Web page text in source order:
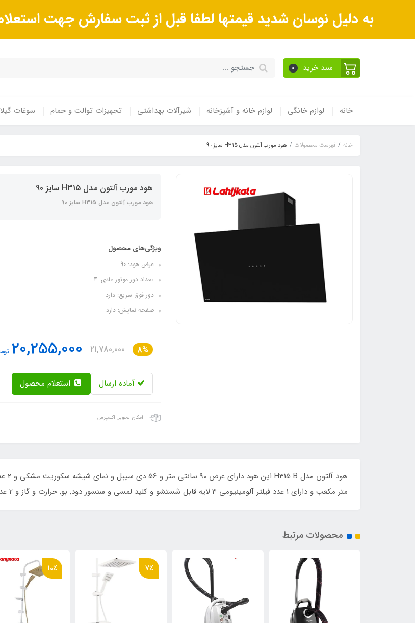
به دلیل نوسان شدید قیمتها لطفا قبل از ثبت سفارش جهت
سبد خرید 0
خانه لوازم خانگی لوازم خانه و آشپزخانه شیرآلات بهداشتی تجهیزات توالت و حمام سوغات
خانه فهرست محصولات هود مورب آلتون مدل H315 سایز 90
هود مورب آلتون مدل H315 سایز 90
هود مورب آلتون مدل H315 سایز 90
ویژگی‌های محصول
عرض هود: 90
تعداد دور موتور عادی: 4
دور فوق سریع: دارد
صفحه نمایش: دارد
8%
21,780,000
20,255,000
آماده ارسال
امکان تحویل اکسپرس
متر مکعب و دارای 1 عدد فیلتر آلومینیومی 3 لایه قابل شستشو و کلید لمسی و سنسور دود, بو, حرارت و گاز و 2 عدد لامپ SMD می باشد.
محصولات مرتبط
7٪ 10٪